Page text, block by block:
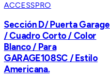
ACCESSPRO
Sección D/ Puerta Garage
/ Cuadro Corto / Color
Blanco / Para
GARAGE108SC / Estilo
Americana.